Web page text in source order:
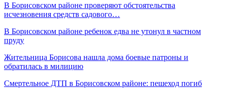
В Борисовском районе проверяют обстоятельства
исчезновения средств садового…
В Борисовском районе ребенок едва не утонул в частном
пруду
Жительница Борисова нашла дома боевые патроны и
обратилась в милицию
Смертельное ДТП в Борисовском районе: пешеход погиб